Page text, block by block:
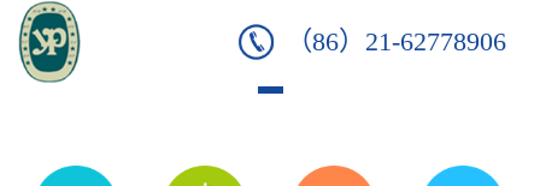
（86）21-62778906